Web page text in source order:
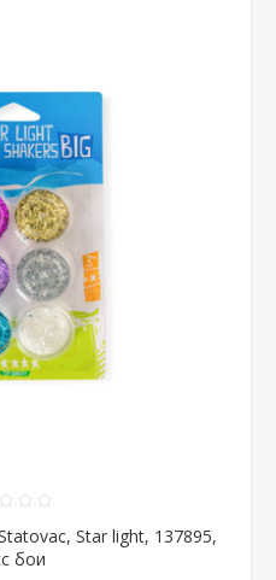
Star light, 137895,
бои